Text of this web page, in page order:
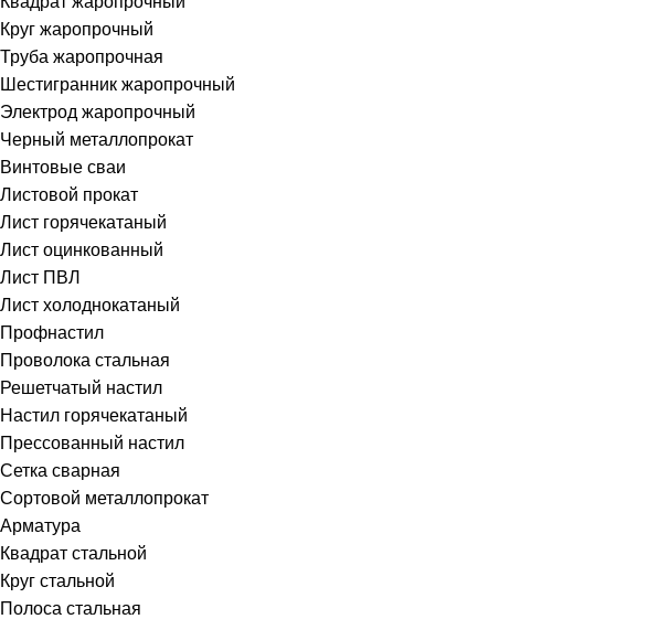
Круг жаропрочный
Труба жаропрочная
Шестигранник жаропрочный
Электрод жаропрочный
Черный металлопрокат
Винтовые сваи
Листовой прокат
Лист горячекатаный
Лист оцинкованный
Лист ПВЛ
Лист холоднокатаный
Профнастил
Проволока стальная
Решетчатый настил
Настил горячекатаный
Прессованный настил
Сетка сварная
Сортовой металлопрокат
Арматура
Квадрат стальной
Круг стальной
Полоса стальная